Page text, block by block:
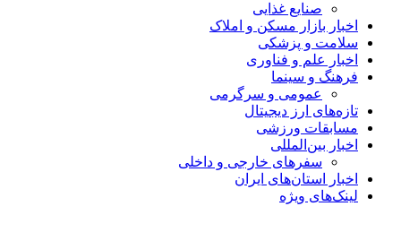
صنایع غذایی
اخبار بازار مسکن و املاک
سلامت و پزشکی
اخبار علم و فناوری
فرهنگ و سینما
عمومی و سرگرمی
تازه‌های ارز دیجیتال
مسابقات ورزشی
اخبار بین‌المللی
سفرهای خارجی و داخلی
اخبار استان‌های ایران
لینک‌های ویژه